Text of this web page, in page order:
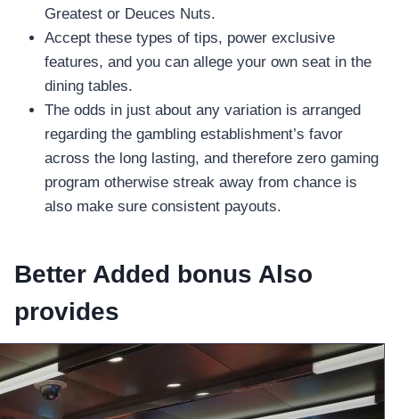
Greatest or Deuces Nuts.
Accept these types of tips, power exclusive
features, and you can allege your own seat in the
dining tables.
The odds in just about any variation is arranged
regarding the gambling establishment’s favor
across the long lasting, and therefore zero gaming
program otherwise streak away from chance is
also make sure consistent payouts.
Better Added bonus Also
provides